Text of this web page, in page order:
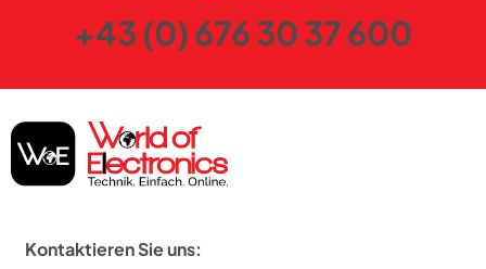
+43 (0) 676 30 37 600
Kontaktieren Sie uns: